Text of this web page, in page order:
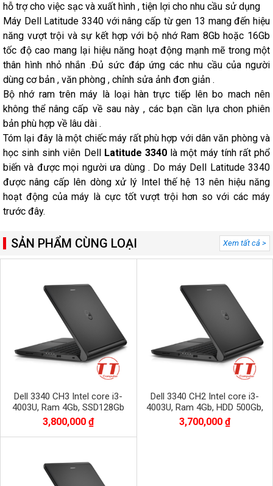
hỗ trợ cho việc sạc và xuất hình , tiện lợi cho nhu cầu sử dụng
Máy Dell Latitude 3340 với nâng cấp từ gen 13 mang đến hiệu
năng vượt trội và sự kết hợp với bộ nhớ Ram 8Gb hoặc 16Gb
tốc độ cao mang lại hiệu năng hoạt động mạnh mẽ trong một
thân hình nhỏ nhắn .Đủ sức đáp ứng các nhu cầu của người
dùng cơ bản , văn phòng , chỉnh sửa ảnh đơn giản .
Bộ nhớ ram trên máy là loại hàn trực tiếp lên bo mach nên
không thể nâng cấp về sau này , các bạn cần lựa chon phiên
bản phù hợp về lâu dài .
Tóm lại đây là một chiếc máy rất phù hợp với dân văn phòng và
học sinh sinh viên Dell Latitude 3340 là một máy tính rất phổ
biến và được mọi người ưa dùng . Do máy Dell Latitude 3340
được nâng cấp lên dòng xử lý Intel thế hệ 13 nên hiệu năng
hoạt động của máy là cực tốt vượt trội hơn so với các máy
trước đây.
Xem tất cả >
SẢN PHẨM CÙNG LOẠI
Dell 3340 CH3 Intel core i3-
4003U, Ram 4Gb, SSD128Gb
3,800,000 ₫
Dell 3340 CH2 Intel core i3-
4003U, Ram 4Gb, HDD 500Gb,
3,700,000 ₫